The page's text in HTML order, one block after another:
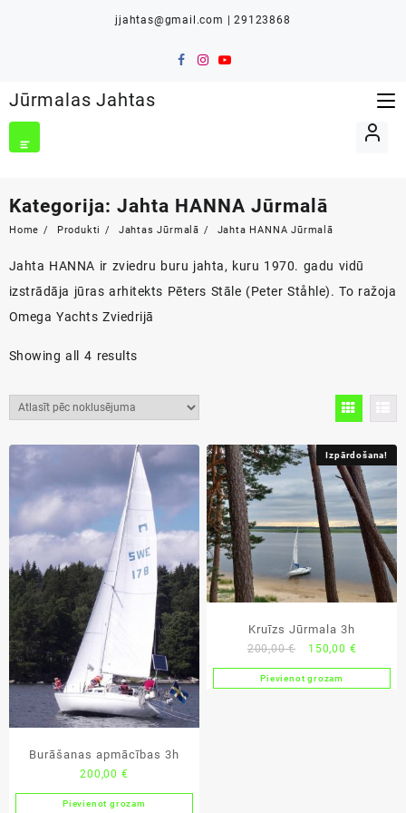
jjahtas@gmail.com | 29123868
Jūrmalas Jahtas
Kategorija: Jahta HANNA Jūrmalā
Home Produkti Jahtas Jūrmalā Jahta HANNA Jūrmalā
Jahta HANNA ir zviedru buru jahta, kuru 1970. gadu vidū
izstrādāja jūras arhitekts Pēters Stāle (Peter Ståhle). To ražoja
Omega Yachts Zviedrijā
Showing all 4 results
Burāšanas apmācības 3h
200,00 €
Pievienot grozam
Izpārdošana!
Kruīzs Jūrmala 3h
200,00€
Original
price
was:
150,00 €
price
is:
Pievienot grozam